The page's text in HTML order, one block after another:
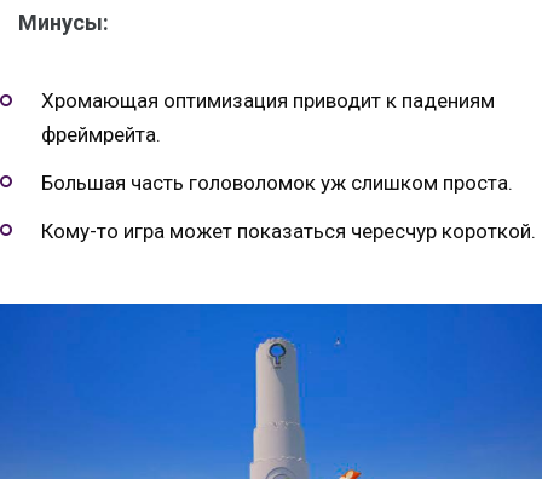
Минусы:
Хромающая оптимизация приводит к падениям
фреймрейта.
Большая часть головоломок уж слишком проста.
Кому-то игра может показаться чересчур короткой.